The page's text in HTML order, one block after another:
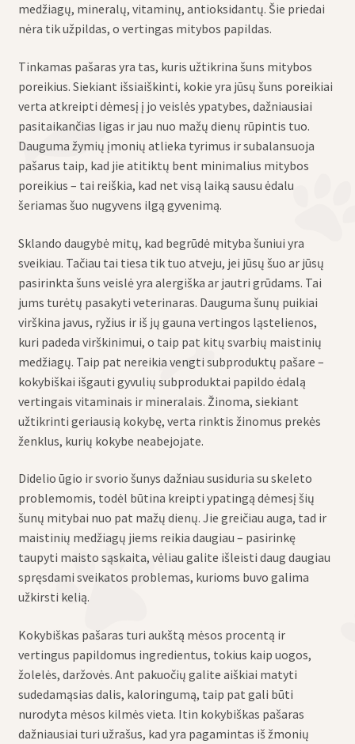
medžiagų, mineralų, vitaminų, antioksidantų. Šie priedai
nėra tik užpildas, o vertingas mitybos papildas.
Tinkamas pašaras yra tas, kuris užtikrina šuns mitybos
poreikius. Siekiant išsiaiškinti, kokie yra jūsų šuns poreikiai
verta atkreipti dėmesį į jo veislės ypatybes, dažniausiai
pasitaikančias ligas ir jau nuo mažų dienų rūpintis tuo.
Dauguma žymių įmonių atlieka tyrimus ir subalansuoja
pašarus taip, kad jie atitiktų bent minimalius mitybos
poreikius – tai reiškia, kad net visą laiką sausu ėdalu
šeriamas šuo nugyvens ilgą gyvenimą.
Sklando daugybė mitų, kad begrūdė mityba šuniui yra
sveikiau. Tačiau tai tiesa tik tuo atveju, jei jūsų šuo ar jūsų
pasirinkta šuns veislė yra alergiška ar jautri grūdams. Tai
jums turėtų pasakyti veterinaras. Dauguma šunų puikiai
virškina javus, ryžius ir iš jų gauna vertingos ląstelienos,
kuri padeda virškinimui, o taip pat kitų svarbių maistinių
medžiagų. Taip pat nereikia vengti subproduktų pašare –
kokybiškai išgauti gyvulių subproduktai papildo ėdalą
vertingais vitaminais ir mineralais. Žinoma, siekiant
užtikrinti geriausią kokybę, verta rinktis žinomus prekės
ženklus, kurių kokybe neabejojate.
Didelio ūgio ir svorio šunys dažniau susiduria su skeleto
problemomis, todėl būtina kreipti ypatingą dėmesį šių
šunų mitybai nuo pat mažų dienų. Jie greičiau auga, tad ir
maistinių medžiagų jiems reikia daugiau – pasirinkę
taupyti maisto sąskaita, vėliau galite išleisti daug daugiau
spręsdami sveikatos problemas, kurioms buvo galima
užkirsti kelią.
Kokybiškas pašaras turi aukštą mėsos procentą ir
vertingus papildomus ingredientus, tokius kaip uogos,
žolelės, daržovės. Ant pakuočių galite aiškiai matyti
sudedamąsias dalis, kaloringumą, taip pat gali būti
nurodyta mėsos kilmės vieta. Itin kokybiškas pašaras
dažniausiai turi užrašus, kad yra pagamintas iš žmonių